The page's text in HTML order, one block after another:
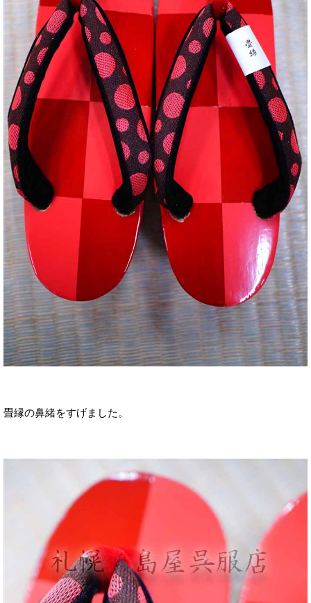
畳縁の鼻緒をすげました。